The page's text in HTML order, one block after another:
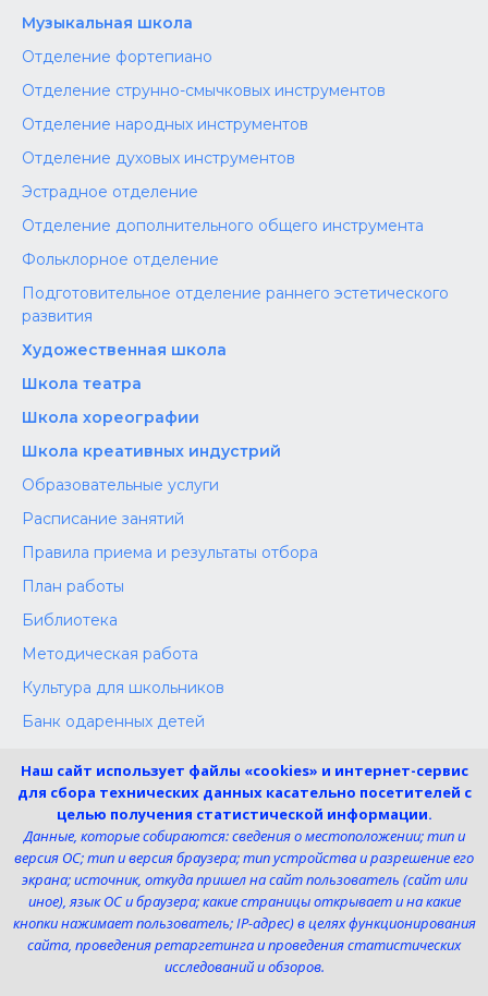
Музыкальная школа
Отделение фортепиано
Отделение струнно-смычковых инструментов
Отделение народных инструментов
Отделение духовых инструментов
Эстрадное отделение
Отделение дополнительного общего инструмента
Фольклорное отделение
Подготовительное отделение раннего эстетического
развития
Художественная школа
Школа‌‌‌‌ театра
Школа хореографии
Школа креативных индустрий
Образовательные услуги
Расписание занятий
Правила приема и результаты отбора
План работы
Библиотека
Методическая работа
Культура для школьников
Банк одаренных детей
Независимая оценка
Меры поддержки участников СВО
Телефон:
8 (4725) 240725
Электронная почта:
uk-dshi1@belgov.ru
Наш сайт использует файлы «cookies» и интернет-сервис
для сбора технических данных касательно посетителей с
целью получения статистической информации.
Данные, которые собираются: сведения о местоположении; тип и
версия ОС; тип и версия браузера; тип устройства и разрешение его
экрана; источник, откуда пришел на сайт пользователь (сайт или
иное), язык ОС и браузера; какие страницы открывает и на какие
кнопки нажимает пользователь; IP-адрес) в целях функционирования
сайта, проведения ретаргетинга и проведения статистических
исследований и обзоров.